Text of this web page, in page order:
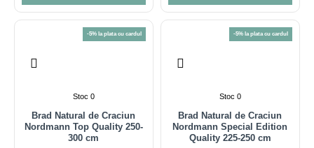
-5% la plata cu cardul
Stoc 0
Brad Natural de Craciun
Nordmann Top Quality 250-
300 cm
-5% la plata cu cardul
Stoc 0
Brad Natural de Craciun
Nordmann Special Edition
Quality 225-250 cm